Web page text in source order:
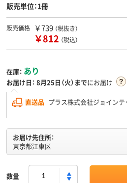
販売単位：1冊
販売価格 ￥739 （税抜き）
￥812 （税込）
在庫： あり
お届け日： 8月25日（火）までにお届け
直送品 プラス株式会社ジョイン
お届け先住所：
東京都江東区
数量